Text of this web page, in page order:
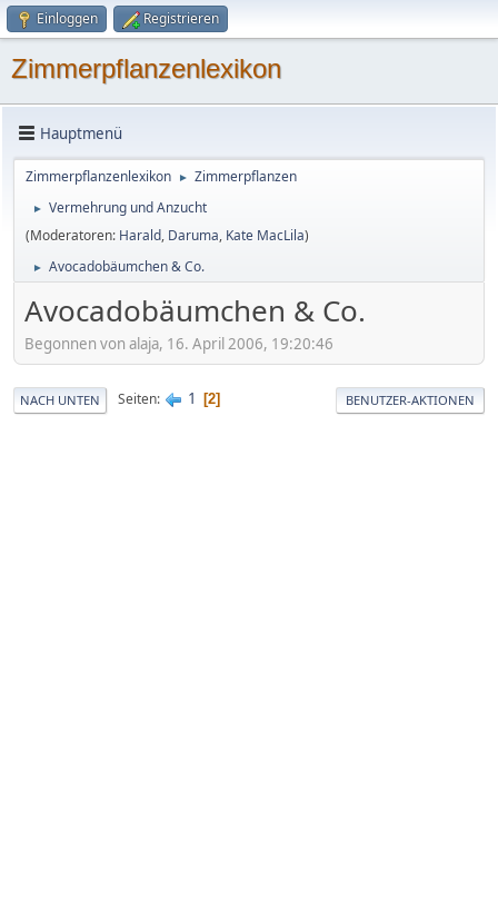
Einloggen Registrieren
Zimmerpflanzenlexikon
Hauptmenü
Zimmerpflanzenlexikon ► Zimmerpflanzen
►
Vermehrung und Anzucht
(Moderatoren: Harald, Daruma, Kate MacLila)
► Avocadobäumchen & Co.
Avocadobäumchen & Co.
Begonnen von alaja, 16. April 2006, 19:20:46
NACH UNTEN Seiten 1 2 BENUTZER-AKTIONEN